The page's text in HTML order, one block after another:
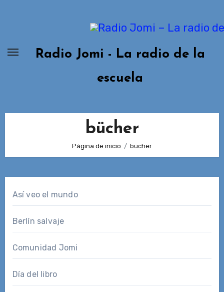
Radio Jomi - La radio de la
escuela
bücher
Página de inicio bücher
Así veo el mundo
Berlín salvaje
Comunidad Jomi
Día del libro